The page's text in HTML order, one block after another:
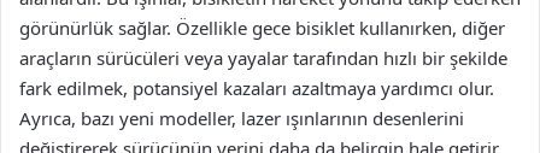
görünürlük sağlar. Özellikle gece bisiklet kullanırken, diğer
araçların sürücüleri veya yayalar tarafından hızlı bir şekilde
fark edilmek, potansiyel kazaları azaltmaya yardımcı olur.
Ayrıca, bazı yeni modeller, lazer ışınlarının desenlerini
değiştirerek sürücünün yerini daha da belirgin hale getirir.